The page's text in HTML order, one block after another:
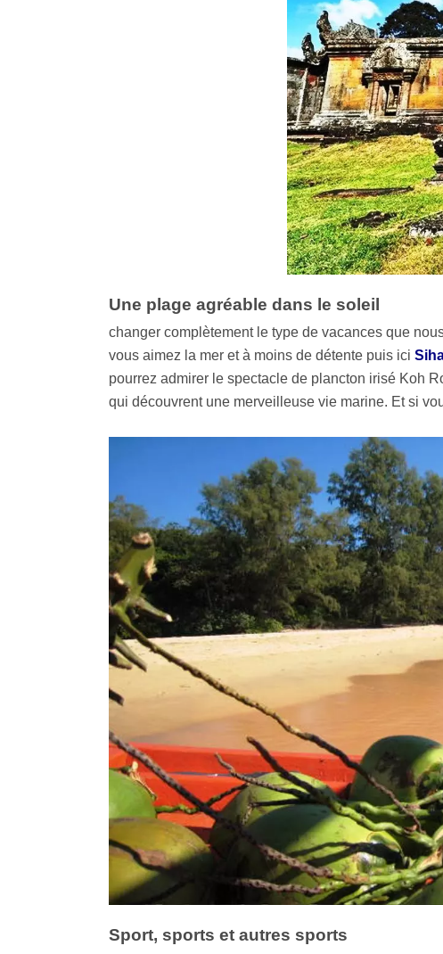
Une plage agréable dans le soleil
changer complètement le type de vacances que
vous aimez la mer et à moins de détente puis ici
pourrez admirer le spectacle de plancton irisé Koh
qui découvrent une merveilleuse vie marine. Et si
Sport, sports et autres sports